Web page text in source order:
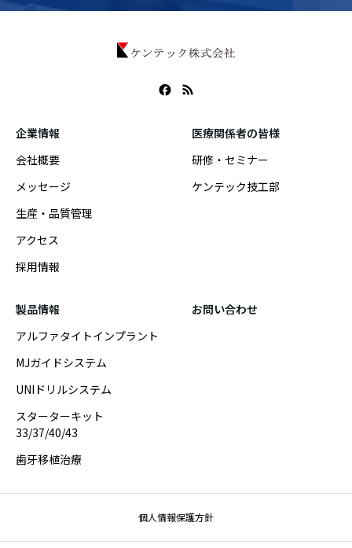
企業情報
会社概要
メッセージ
生産・品質管理
アクセス
採用情報
医療関係者の皆様
研修・セミナー
ケンテック技工部
製品情報
アルファタイトインプラント
MJガイドシステム
UNIドリルシステム
スターターキット
33/37/40/43
歯牙移植治療
お問い合わせ
個人情報保護方針